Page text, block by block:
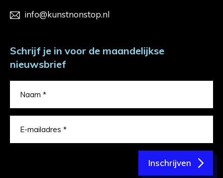
info@kunstnonstop.nl
Schrijf je in voor de maandelijkse
nieuwsbrief
Inschrijven